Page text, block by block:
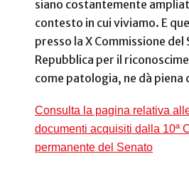
siano costantemente
contesto in cui viviamo. E
presso la X Commissione del
Repubblica per il
come patologia, ne dà piena
Consulta la pagina relativa
documenti acquisiti dalla 10ª
permanente del Senato